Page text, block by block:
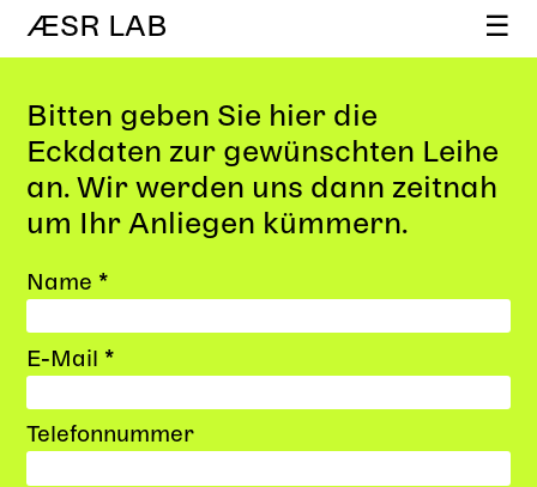
ÆSR LAB ☰
Bitten geben Sie hier die
Eckdaten zur gewünschten Leihe
an. Wir werden uns dann zeitnah
um Ihr Anliegen kümmern.
Name *
E-Mail *
Telefonnummer